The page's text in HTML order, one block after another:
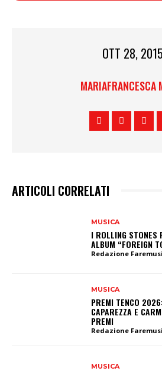
OTT 28, 2015
MARIAFRANCESCA
ARTICOLI CORRELATI
MUSICA
I ROLLING STONES
ALBUM “FOREIGN
Redazione
MUSICA
PREMI TENCO
CAPAREZZA E
PREMI
Redazione
MUSICA